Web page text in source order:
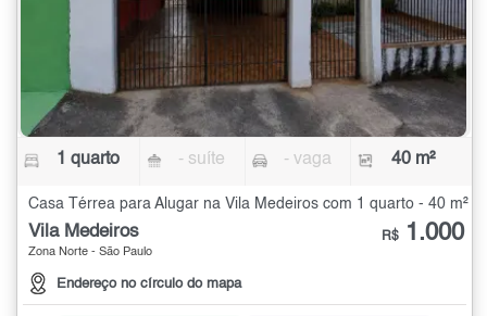
1 quarto - suíte - vaga 40 m²
Casa Térrea para Alugar na Vila Medeiros com 1 quarto - 40 m²
Vila Medeiros
Zona Norte - São Paulo
Endereço no círculo do mapa
R$ 1.000